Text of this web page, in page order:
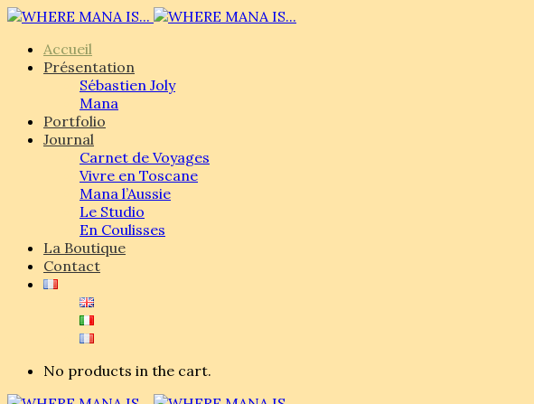
Accueil
Présentation
Sébastien Joly
Mana
Portfolio
Journal
Carnet de Voyages
Vivre en Toscane
Mana l’Aussie
Le Studio
En Coulisses
La Boutique
Contact
No products in the cart.